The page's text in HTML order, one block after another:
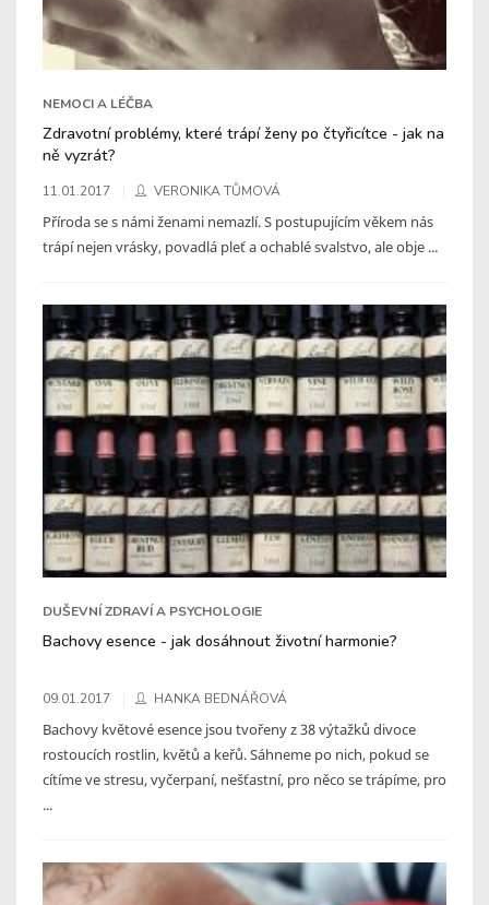
NEMOCI A LÉČBA
Zdravotní problémy, které trápí ženy po čtyřicítce - jak na
ně vyzrát?
11.01.2017 VERONIKA TŮMOVÁ
Příroda se s námi ženami nemazlí. S postupujícím věkem nás
trápí nejen vrásky, povadlá pleť a ochablé svalstvo, ale obje ...
DUŠEVNÍ ZDRAVÍ A PSYCHOLOGIE
Bachovy esence - jak dosáhnout životní harmonie?
09.01.2017 HANKA BEDNÁŘOVÁ
Bachovy květové esence jsou tvořeny z 38 výtažků divoce
rostoucích rostlin, květů a keřů. Sáhneme po nich, pokud se
cítíme ve stresu, vyčerpaní, nešťastní, pro něco se trápíme, pro
...